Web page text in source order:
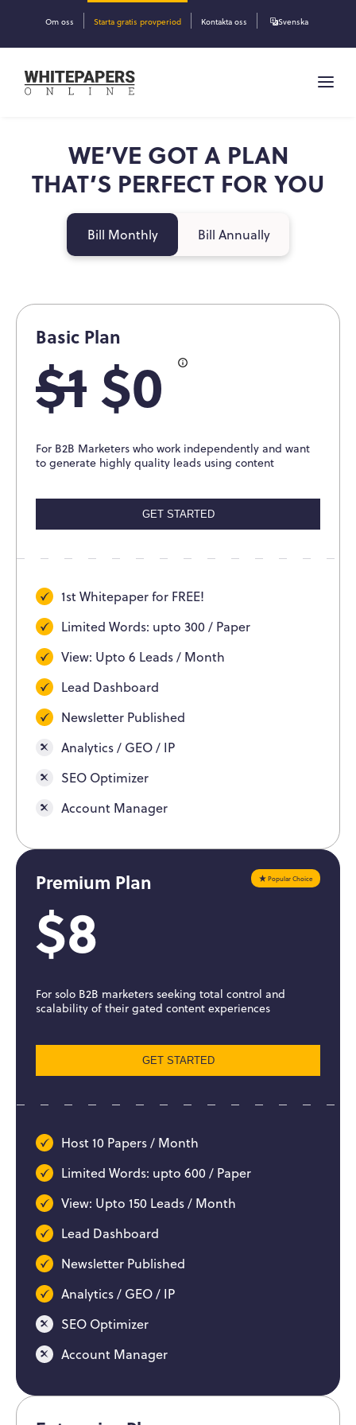
Om oss Starta gratis provperiod Kontakta oss Svenska
WE’VE GOT A PLAN
THAT’S PERFECT FOR YOU
Bill Monthly Bill Annually
Basic Plan
$1$0
For B2B Marketers who work independently and want
to generate highly quality leads using content
GET STARTED
1st Whitepaper for FREE!
Limited Words: upto 300 / Paper
View: Upto 6 Leads / Month
Lead Dashboard
Newsletter Published
Analytics / GEO / IP
SEO Optimizer
Account Manager
Popular Choice
Premium Plan
$8
For solo B2B marketers seeking total control and
scalability of their gated content experiences
GET STARTED
Host 10 Papers / Month
Limited Words: upto 600 / Paper
View: Upto 150 Leads / Month
Lead Dashboard
Newsletter Published
Analytics / GEO / IP
SEO Optimizer
Account Manager